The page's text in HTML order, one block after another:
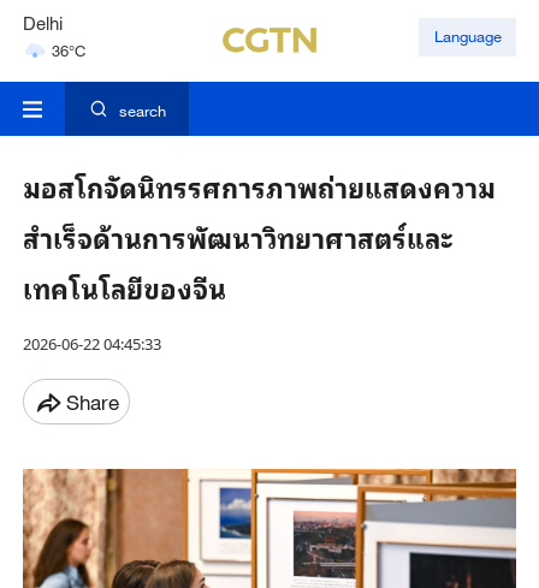
Delhi
36°C
Hyderabad
Language
search
มอสโกจัดนิทรรศการภาพถ่ายแสดงความ
สำเร็จด้านการพัฒนาวิทยาศาสตร์และ
เทคโนโลยีของจีน
2026-06-22 04:45:33
Share